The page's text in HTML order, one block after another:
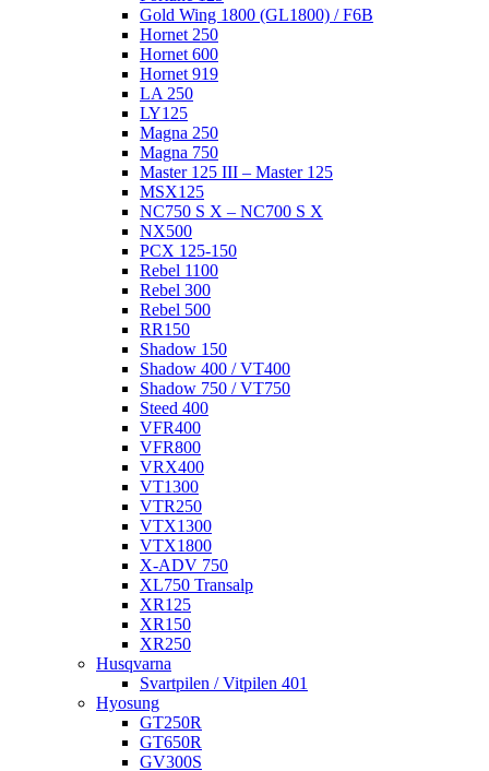
Gold Wing 1800 (GL1800) / F6B
Hornet 250
Hornet 600
Hornet 919
LA 250
LY125
Magna 250
Magna 750
Master 125 III – Master 125
MSX125
NC750 S X – NC700 S X
NX500
PCX 125-150
Rebel 1100
Rebel 300
Rebel 500
RR150
Shadow 150
Shadow 400 / VT400
Shadow 750 / VT750
Steed 400
VFR400
VFR800
VRX400
VT1300
VTR250
VTX1300
VTX1800
X-ADV 750
XL750 Transalp
XR125
XR150
XR250
Husqvarna
Svartpilen / Vitpilen 401
Hyosung
GT250R
GT650R
GV300S